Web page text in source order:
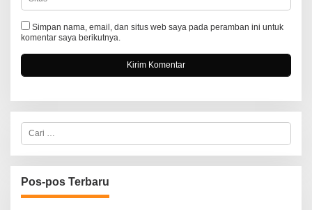
Simpan nama, email, dan situs web saya pada peramban ini untuk
komentar saya berikutnya.
C
r
i
u
n
u
Pos-pos Terbaru